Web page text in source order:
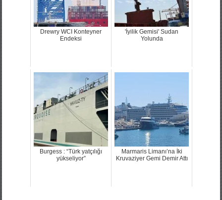
Drewry WCI Konteyner
'İyilik Gemisi' Sudan
Burgess : “Türk yatçılığı
Marmaris Limanı’na İki